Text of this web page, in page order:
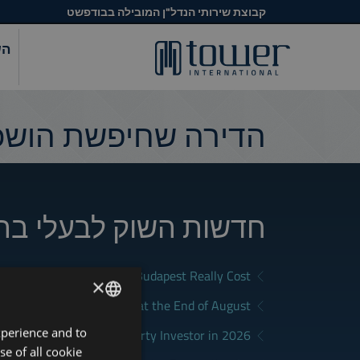
קבוצת שירותי הנדל"ן המובילה בבודפשט
הדירה שחיפשת
חדשות השוק לבעלי
What Does Renting in Budapest Really Cost?
Rental in Budapest at the End of August
Fits Which Property Investor in 2026?
ENGLISH
HUNGARIAN
×
and to
of all cookie